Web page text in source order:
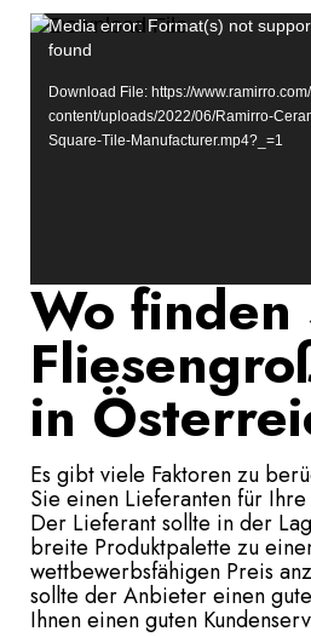
Video
Player
Media error: Format(s) not
found
Download File: https://
content/uploads/2022/06/Ramirro-
Square-Tile-Manufacturer.mp4?_=1
Wo finden
in
Es gibt viele Faktoren zu
Sie einen Lieferanten für
Der Lieferant sollte in der
breite Produktpalette zu
wettbewerbsfähigen Preis
sollte der Anbieter einen
Ihnen einen guten